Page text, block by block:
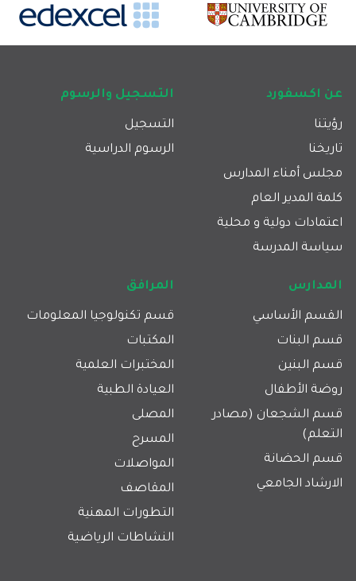
Footer main navigation
عن اكسفورد
رؤيتنا
تاريخنا
مجلس أمناء المدارس
كلمة المدير العام
اعتمادات دولية و محلية
سياسة المدرسة
التسجيل والرسوم
التسجيل
الرسوم الدراسية
المدارس
القسم الأساسي
قسم البنات
قسم البنين
روضة الأطفال
قسم الشجعان (مصادر
التعلم)
قسم الحضانة
الارشاد الجامعي
المرافق
قسم تكنولوجيا المعلومات
المكتبات
المختبرات العلمية
العيادة الطبية
المصلى
المسرح
المواصلات
المقاصف
التطورات المهنية
النشاطات الرياضية